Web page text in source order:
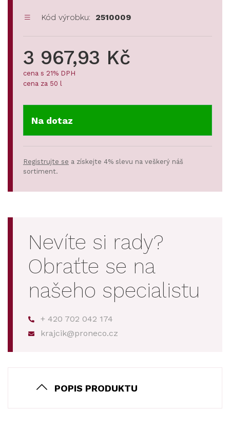
Kód výrobku: 2510009
3 967,93 Kč
cena s 21% DPH
cena za 50 l
Na dotaz
Registrujte se a získejte 4% slevu na veškerý náš
sortiment.
Nevíte si rady?
Obraťte se na
našeho specialistu
+ 420 702 042 174
krajcik@proneco.cz
POPIS PRODUKTU